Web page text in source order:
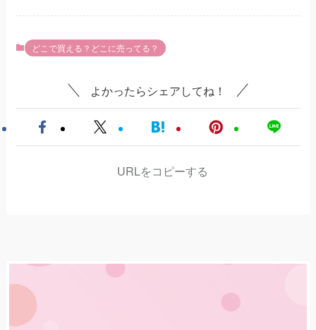
どこで買える？どこに売ってる？
よかったらシェアしてね！
URLをコピーする